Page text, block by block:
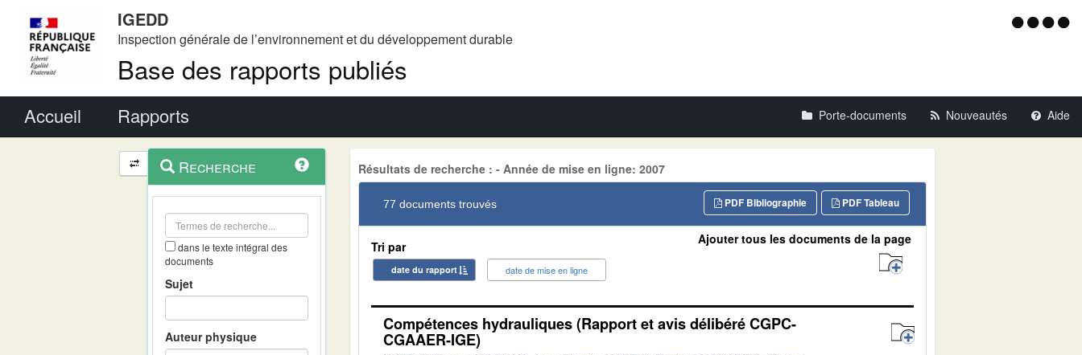
IGEDD
Inspection générale de l’environnement et du développement durable
Base des rapports publiés
Menu
Accueil Rapports Porte-documents Nouveautés Aide
Navigation
et
outils
contextuel
Recherche
dans le texte intégral des
documents
Sujet
Auteur physique
Résultats de recherche : - Année de mise en ligne: 2007
77 documents trouvés PDF Tableau
PDF Bibliographie
Tri par
date du rapport date de mise en ligne
Ajouter tous les documents de la page
Compétences hydrauliques (Rapport et avis délibéré CGPC-
CGAAER-IGE)